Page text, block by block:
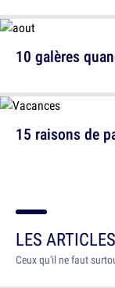
10 galères
15 raisons de
LES ARTICLES
Ceux qu'il ne faut